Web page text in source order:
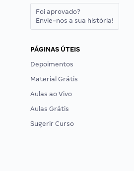
Foi aprovado?
Envie-nos a sua história!
PÁGINAS ÚTEIS
Depoimentos
Material Grátis
Aulas ao Vivo
Aulas Grátis
Sugerir Curso